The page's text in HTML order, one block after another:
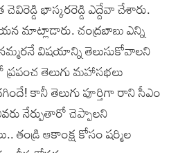
భాస్కరరెడ్డి ఎద్దేవా చేశారు.
మాట్లాడారు. చంద్రబాబు ఎన్ని
నమ్మరనే విషయాన్ని తెలుసుకోవాలని
తెలుగు మహాసభలు
కానీ తెలుగు పూర్తిగా రాని సీఎం
నేర్పుతారో చెప్పాలని
తండ్రి ఆకాంక్ష కోసం షర్మిల